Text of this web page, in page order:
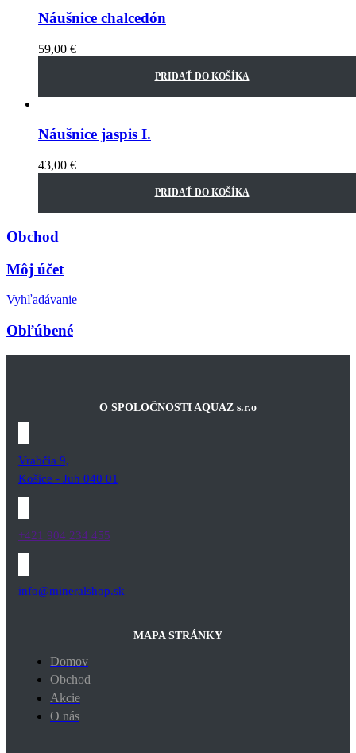
Náušnice chalcedón
59,00 €
PRIDAŤ DO KOŠÍKA
Náušnice jaspis I.
43,00 €
PRIDAŤ DO KOŠÍKA
Obchod
Môj účet
Vyhľadávanie
Obľúbené
O SPOLOČNOSTI AQUAZ s.r.o
Vrabčia 9,
Košice - Juh 040 01
+421 904 234 455
info@mineralshop.sk
MAPA STRÁNKY
Domov
Obchod
Akcie
O nás